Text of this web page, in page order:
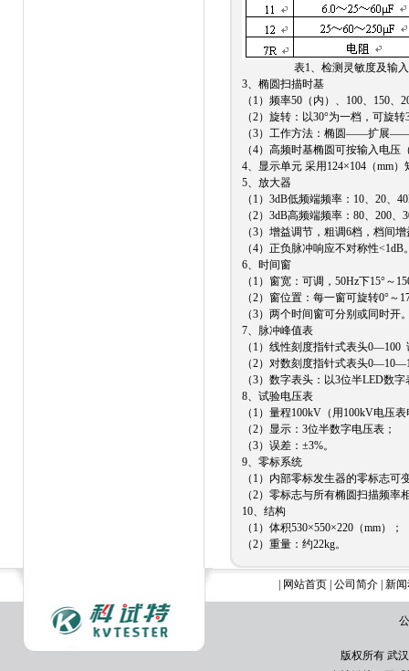
表1、检测灵敏度及输入单
3、椭圆扫描时基
（1）频率50（内）、100、150、
（2）旋转：以30°为一档，可旋转
（3）工作方法：椭圆——扩展
（4）高频时基椭圆可按输入电
4、显示单元 采用124×104（mm
5、放大器
（1）3dB低频端频率：10、20、
（2）3dB高频端频率：80、200、
（3）增益调节，粗调6档，档间
（4）正负脉冲响应不对称性<1dB
6、时间窗
（1）窗宽：可调，50Hz下15°～
（2）窗位置：每一窗可旋转0°～
（3）两个时间窗可分别或同时开
7、脉冲峰值表
（1）线性刻度指针式表头0—100
（2）对数刻度指针式表头
（3）数字表头：以3位半LED数
8、试验电压表
（1）量程100kV（用100kV电压
（2）显示：3位半数字电压表；
（3）误差：±3%。
9、零标系统
（1）内部零标发生器的零标志
（2）零标志与所有椭圆扫描频率
10、结构
（1）体积530×550×220（mm）；
（2）重量：约22kg。
网站首页 公司简介 新
版权所有 武